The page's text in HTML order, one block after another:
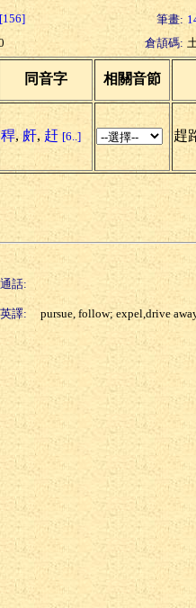
[156] 筆畫:
倉頡碼:
同音字 相關音節
稈, 皯, 赶 [6..] 趕
話:
英譯: pursue, follow; expel,drive